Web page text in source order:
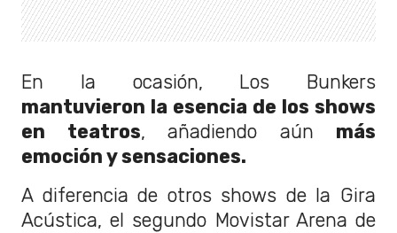
En la ocasión, Los Bunkers
mantuvieron la esencia de los shows
en teatros, añadiendo aún más
emoción y sensaciones.
A diferencia de otros shows de la Gira
Acústica, el segundo Movistar Arena de